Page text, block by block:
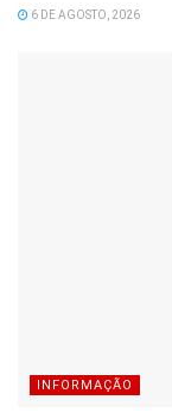
6 DE AGOSTO, 2026
INFORMAÇÃO